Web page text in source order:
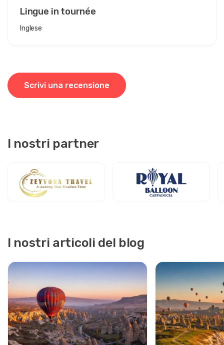
Lingue in tournée
Inglese
Scrivi una recensione
I nostri partner
I nostri articoli del blog